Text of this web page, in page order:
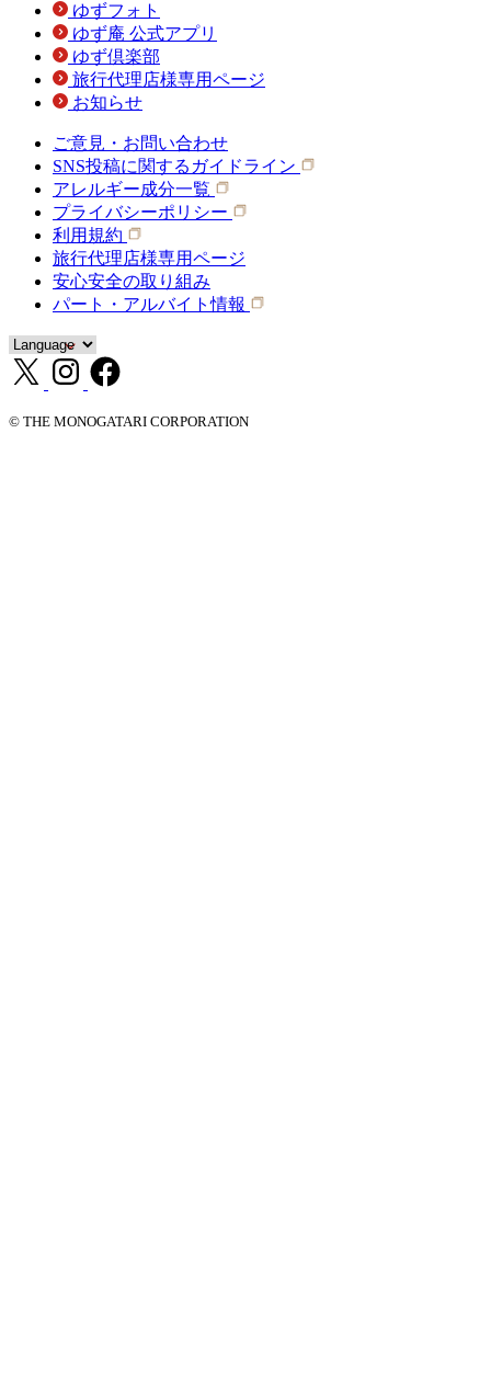
ゆずフォト
ゆず庵 公式アプリ
ゆず倶楽部
旅行代理店様専用ページ
お知らせ
ご意見・お問い合わせ
SNS投稿に関するガイドライン
アレルギー成分一覧
プライバシーポリシー
利用規約
旅行代理店様専用ページ
安心安全の取り組み
パート・アルバイト情報
© THE MONOGATARI CORPORATION